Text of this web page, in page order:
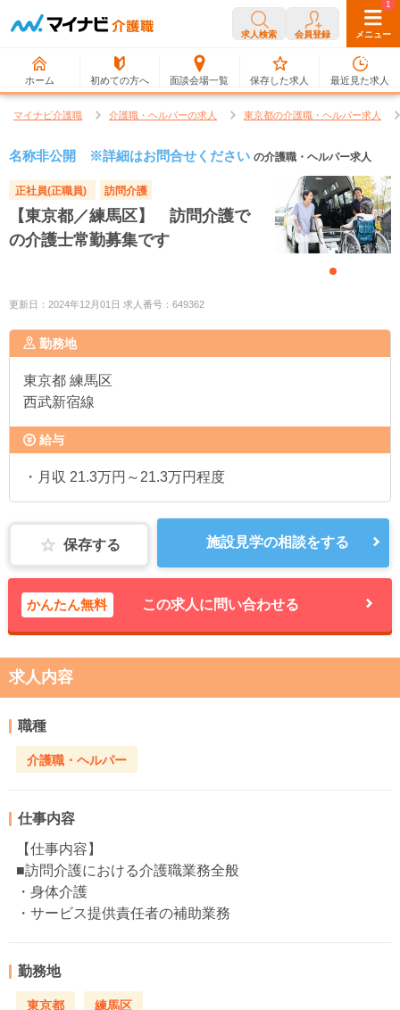
求人検索 会員登録 メニュー
ホーム 初めての方へ 面談会場一覧
0
保存した求人
1
最近見た求人
マイナビ介護職 介護職・ヘルパーの求人 東京都の介護職・ヘルパー求人
名称非公開 ※詳細はお問合せください の介護職・ヘルパー求人
正社員(正職員) 訪問介護
【東京都／練馬区】 訪問介護で
の介護士常勤募集です
更新日：2024年12月01日 求人番号：649362
勤務地
東京都 練馬区
西武新宿線
給与
・月収 21.3万円～21.3万円程度
保存する 施設見学の相談をする
かんたん無料 この求人に問い合わせる
求人内容
職種
介護職・ヘルパー
仕事内容
【仕事内容】
■訪問介護における介護職業務全般
・身体介護
・サービス提供責任者の補助業務
勤務地
東京都 練馬区